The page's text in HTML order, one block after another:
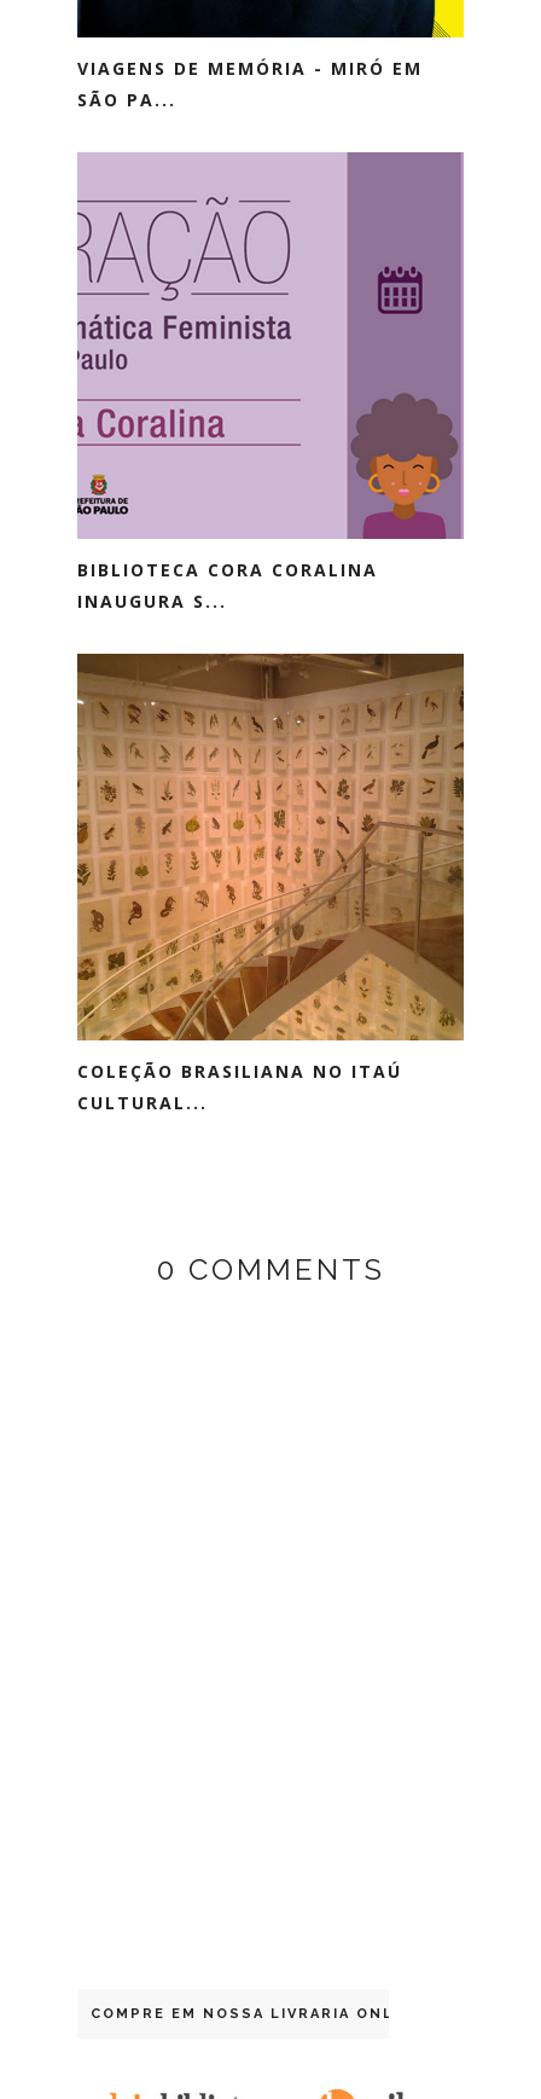
VIAGENS DE MEMÓRIA - MIRÓ EM
SÃO PA...
BIBLIOTECA CORA CORALINA
INAUGURA S...
COLEÇÃO BRASILIANA NO ITAÚ
CULTURAL...
0 COMMENTS
COMPRE EM NOSSA LIVRARIA ONLINE